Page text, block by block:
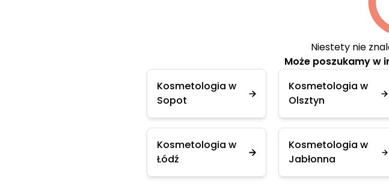
Niestety nie
Może poszukamy w
Kosmetologia w
Sopot
Kosmetologia w
Olsztyn
Kosmetologia w
Łódź
Kosmetologia w
Jabłonna